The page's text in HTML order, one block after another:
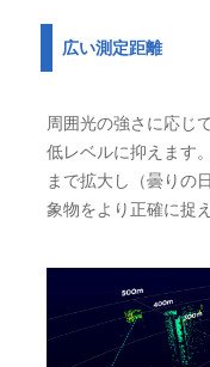
広い測定距離
周囲光の強さに応じ
低レベルに抑えます
まで拡大し（曇りの
象物をより正確に捉え